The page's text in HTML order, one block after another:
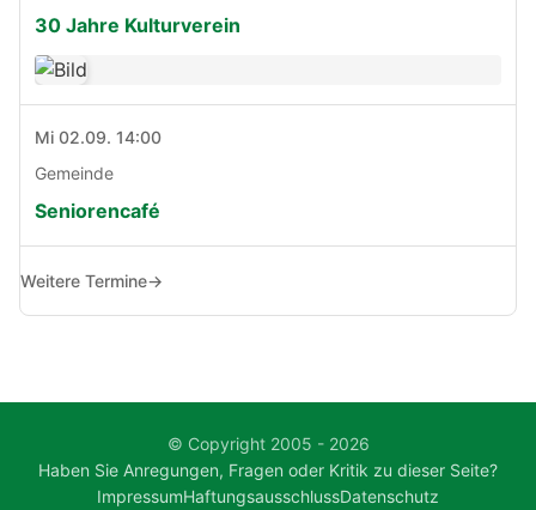
30 Jahre Kulturverein
Mi 02.09. 14:00
Gemeinde
Seniorencafé
Weitere Termine→
© Copyright 2005 - 2026
Haben Sie Anregungen, Fragen oder Kritik zu dieser Seite?
ImpressumHaftungsausschlussDatenschutz